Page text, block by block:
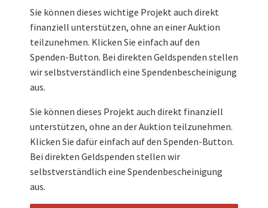
Sie können dieses wichtige Projekt auch direkt
finanziell unterstützen, ohne an einer Auktion
teilzunehmen. Klicken Sie einfach auf den
Spenden-Button. Bei direkten Geldspenden stellen
wir selbstverständlich eine Spendenbescheinigung
aus.
Sie können dieses Projekt auch direkt finanziell
unterstützen, ohne an der Auktion teilzunehmen.
Klicken Sie dafür einfach auf den Spenden-Button.
Bei direkten Geldspenden stellen wir
selbstverständlich eine Spendenbescheinigung
aus.